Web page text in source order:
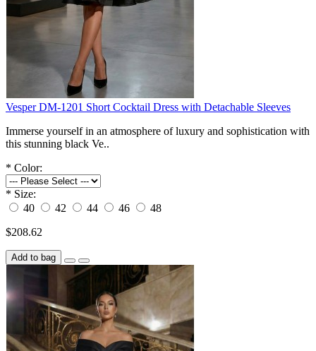
Vesper DM-1201 Short Cocktail Dress with Detachable Sleeves
Immerse yourself in an atmosphere of luxury and sophistication with
this stunning black Ve..
* Color:
* Size:
40
42 44 46
48
$208.62
Add to bag